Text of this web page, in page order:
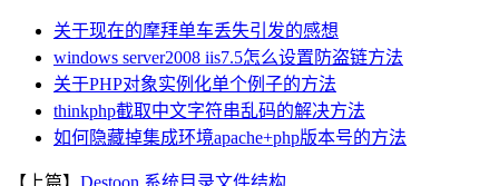
关于现在的摩拜单车丢失引发的感想
windows server2008 iis7.5怎么设置防盗链方法
关于PHP对象实例化单个例子的方法
thinkphp截取中文字符串乱码的解决方法
如何隐藏掉集成环境apache+php版本号的方法
【上篇】 Destoon 系统目录文件结构